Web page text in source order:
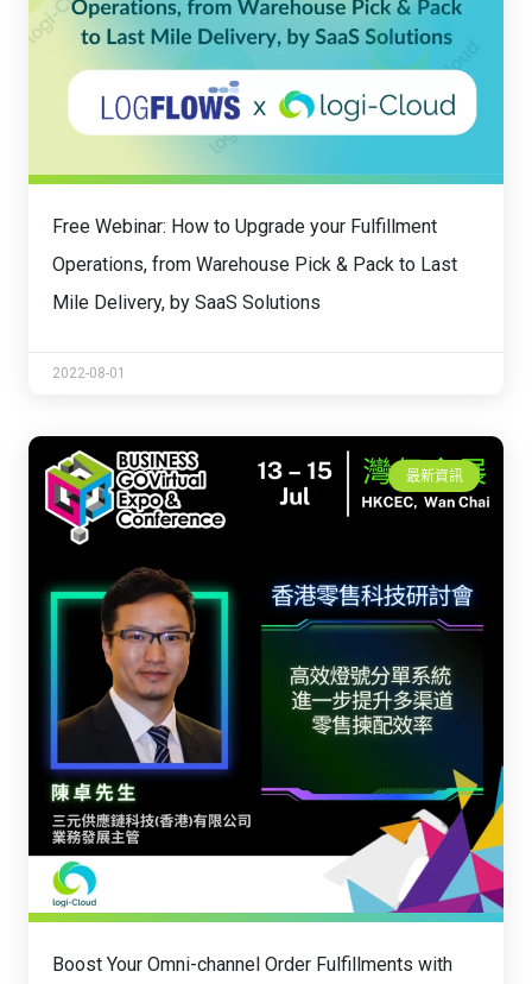
Free Webinar: How to Upgrade your Fulfillment
Operations, from Warehouse Pick & Pack to Last
Mile Delivery, by SaaS Solutions
2022-08-01
最新資訊
Boost Your Omni-channel Order Fulfillments with